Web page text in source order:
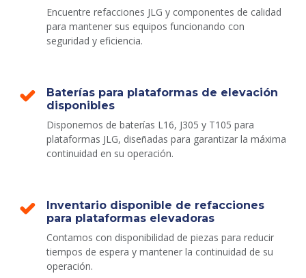
Encuentre refacciones JLG y componentes de calidad
para mantener sus equipos funcionando con
seguridad y eficiencia.
Baterías para plataformas de elevación
disponibles
Disponemos de baterías L16, J305 y T105 para
plataformas JLG, diseñadas para garantizar la máxima
continuidad en su operación.
Inventario disponible de refacciones
para plataformas elevadoras
Contamos con disponibilidad de piezas para reducir
tiempos de espera y mantener la continuidad de su
operación.